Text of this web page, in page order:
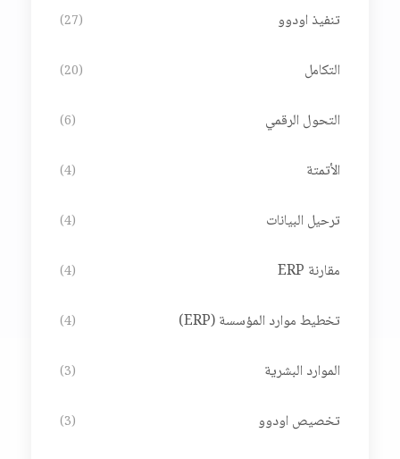
تنفيذ اودوو (27)
التكامل (20)
التحول الرقمي (6)
الأتمتة (4)
ترحيل البيانات (4)
مقارنة ERP (4)
تخطيط موارد المؤسسة (ERP) (4)
الموارد البشرية (3)
تخصيص اودوو (3)